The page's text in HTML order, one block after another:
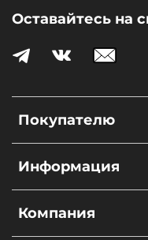
Покупателю
Информация
Компания
Оставайтесь на